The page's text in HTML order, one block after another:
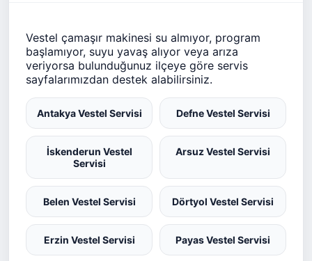
Vestel çamaşır makinesi su almıyor, program
başlamıyor, suyu yavaş alıyor veya arıza
veriyorsa bulunduğunuz ilçeye göre servis
sayfalarımızdan destek alabilirsiniz.
Antakya Vestel Servisi Defne Vestel Servisi
İskenderun Vestel
Servisi
Arsuz Vestel Servisi
Belen Vestel Servisi Dörtyol Vestel Servisi
Erzin Vestel Servisi Payas Vestel Servisi